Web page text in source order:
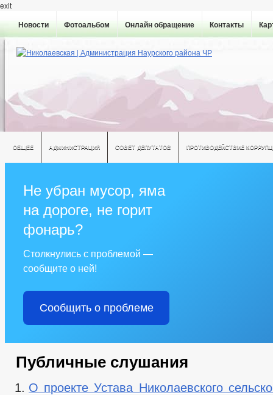
exit
Новости Фотоальбом Онлайн обращение Контакты
ОБЩЕЕ АДМИНИСТРАЦИЯ СОВЕТ ДЕПУТАТОВ ПРОТИВОДЕЙСТВИЕ
Не убран мусор, яма
на дороге, не горит
фонарь?
Столкнулись с проблемой —
сообщите о ней!
Сообщить о проблеме
Публичные слушания
О проекте Устава Николаевского